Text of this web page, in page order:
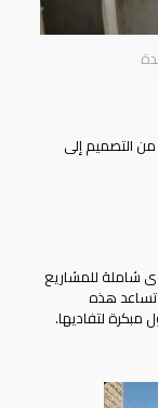
التصميم إلى
شاملة للمشاريع
تساعد هذه
مبكرة لتفاديها.